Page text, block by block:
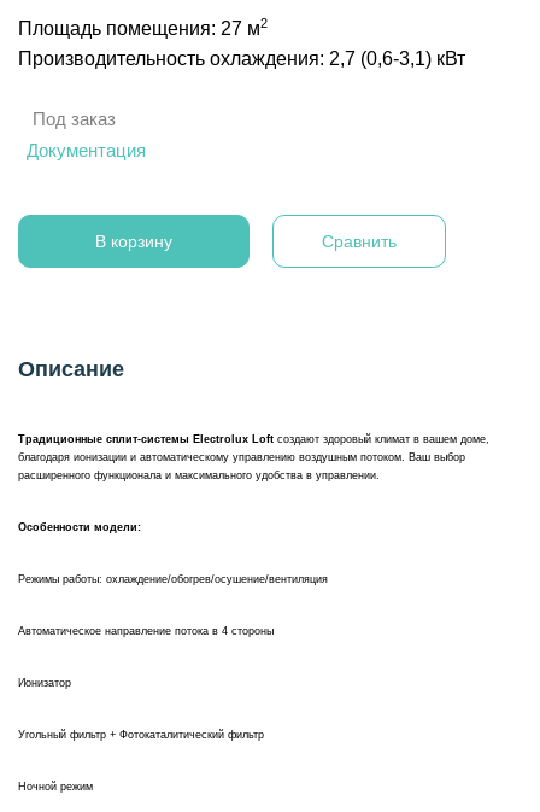
Площадь помещения: 27 м2
Производительность охлаждения: 2,7 (0,6-3,1) кВт
Под заказ
Документация
В корзину Сравнить
Описание
Традиционные сплит-системы Electrolux Loft создают здоровый климат в вашем доме,
благодаря ионизации и автоматическому управлению воздушным потоком. Ваш выбор
расширенного функционала и максимального удобства в управлении.
Особенности модели:
Режимы работы: охлаждение/обогрев/осушение/вентиляция
Автоматическое направление потока в 4 стороны
Ионизатор
Угольный фильтр + Фотокаталитический фильтр
Ночной режим